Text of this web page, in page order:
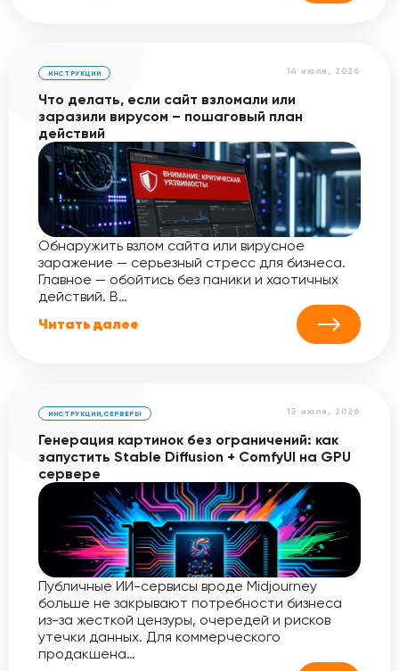
14 июля, 2026
ИНСТРУКЦИИ
Что делать, если сайт взломали или
заразили вирусом – пошаговый план
действий
Обнаружить взлом сайта или вирусное
заражение — серьезный стресс для бизнеса.
Главное — обойтись без паники и хаотичных
действий. В…
Читать далее
13 июля, 2026
ИНСТРУКЦИИ, СЕРВЕРЫ
Генерация картинок без ограничений: как
запустить Stable Diffusion + ComfyUI на GPU
сервере
Публичные ИИ-сервисы вроде Midjourney
больше не закрывают потребности бизнеса
из-за жесткой цензуры, очередей и рисков
утечки данных. Для коммерческого
продакшена…